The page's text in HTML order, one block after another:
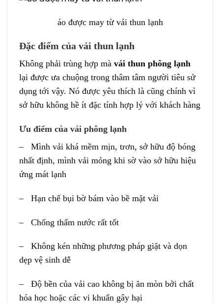
áo được may từ vải thun lạnh
Đặc điểm của vải thun lạnh
Không phải trùng hợp mà vải thun phông lạnh
lại được ưa chuộng trong thâm tâm người tiêu sử
dụng tới vậy. Nó được yêu thích là cũng chính vì
sở hữu không hề ít đặc tính hợp lý với khách hàng
Ưu điểm của vải phông lạnh
– Mình vải khá mềm mịn, trơn, sở hữu độ bóng
nhất định, mình vải mỏng khi sờ vào sở hữu hiệu
ứng mát lạnh
– Hạn chế bụi bờ bám vào bề mặt vải
– Chống thấm nước rất tốt
– Không kén những phương pháp giặt và dọn
dẹp vệ sinh dễ
– Độ bền của vải cao không bị ăn mòn bởi chất
hóa học hoặc các vi khuẩn gây hại